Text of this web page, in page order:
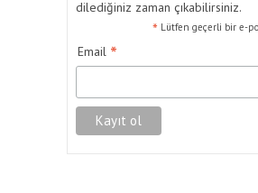
dilediğiniz zaman çıkabilirsiniz.
* Lütfen geçerli bir e-
Email *